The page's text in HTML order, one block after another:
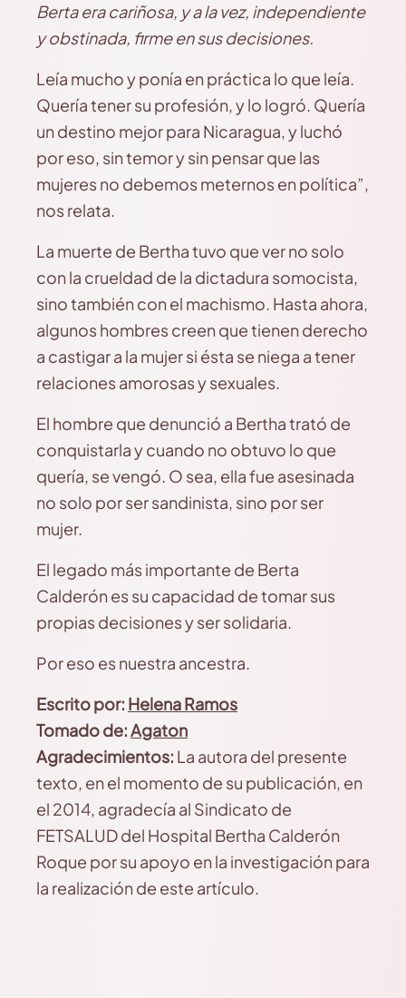
Berta era cariñosa, y a la vez, independiente
y obstinada, firme en sus decisiones.
Leía mucho y ponía en práctica lo que leía.
Quería tener su profesión, y lo logró. Quería
un destino mejor para Nicaragua, y luchó
por eso, sin temor y sin pensar que las
mujeres no debemos meternos en política”,
nos relata.
La muerte de Bertha tuvo que ver no solo
con la crueldad de la dictadura somocista,
sino también con el machismo. Hasta ahora,
algunos hombres creen que tienen derecho
a castigar a la mujer si ésta se niega a tener
relaciones amorosas y sexuales.
El hombre que denunció a Bertha trató de
conquistarla y cuando no obtuvo lo que
quería, se vengó. O sea, ella fue asesinada
no solo por ser sandinista, sino por ser
mujer.
El legado más importante de Berta
Calderón es su capacidad de tomar sus
propias decisiones y ser solidaria.
Por eso es nuestra ancestra.
Escrito por: Helena Ramos
Tomado de:Agaton
Agradecimientos: La autora del presente
texto, en el momento de su publicación, en
el 2014, agradecía al Sindicato de
FETSALUD del Hospital Bertha Calderón
Roque por su apoyo en la investigación para
la realización de este artículo.